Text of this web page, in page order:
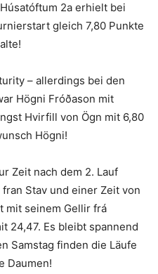
2a erhielt bei
gleich 7,80 Punkte
– allerdings bei den
Högni Fróðason mit
Hvirfill von Ögn mit 6,80
Högni!
Zeit nach dem 2. Lauf
Stav und einer Zeit von
mit seinem Gellir frá
24,47. Es bleibt spannend
Samstag finden die Läufe
Daumen!